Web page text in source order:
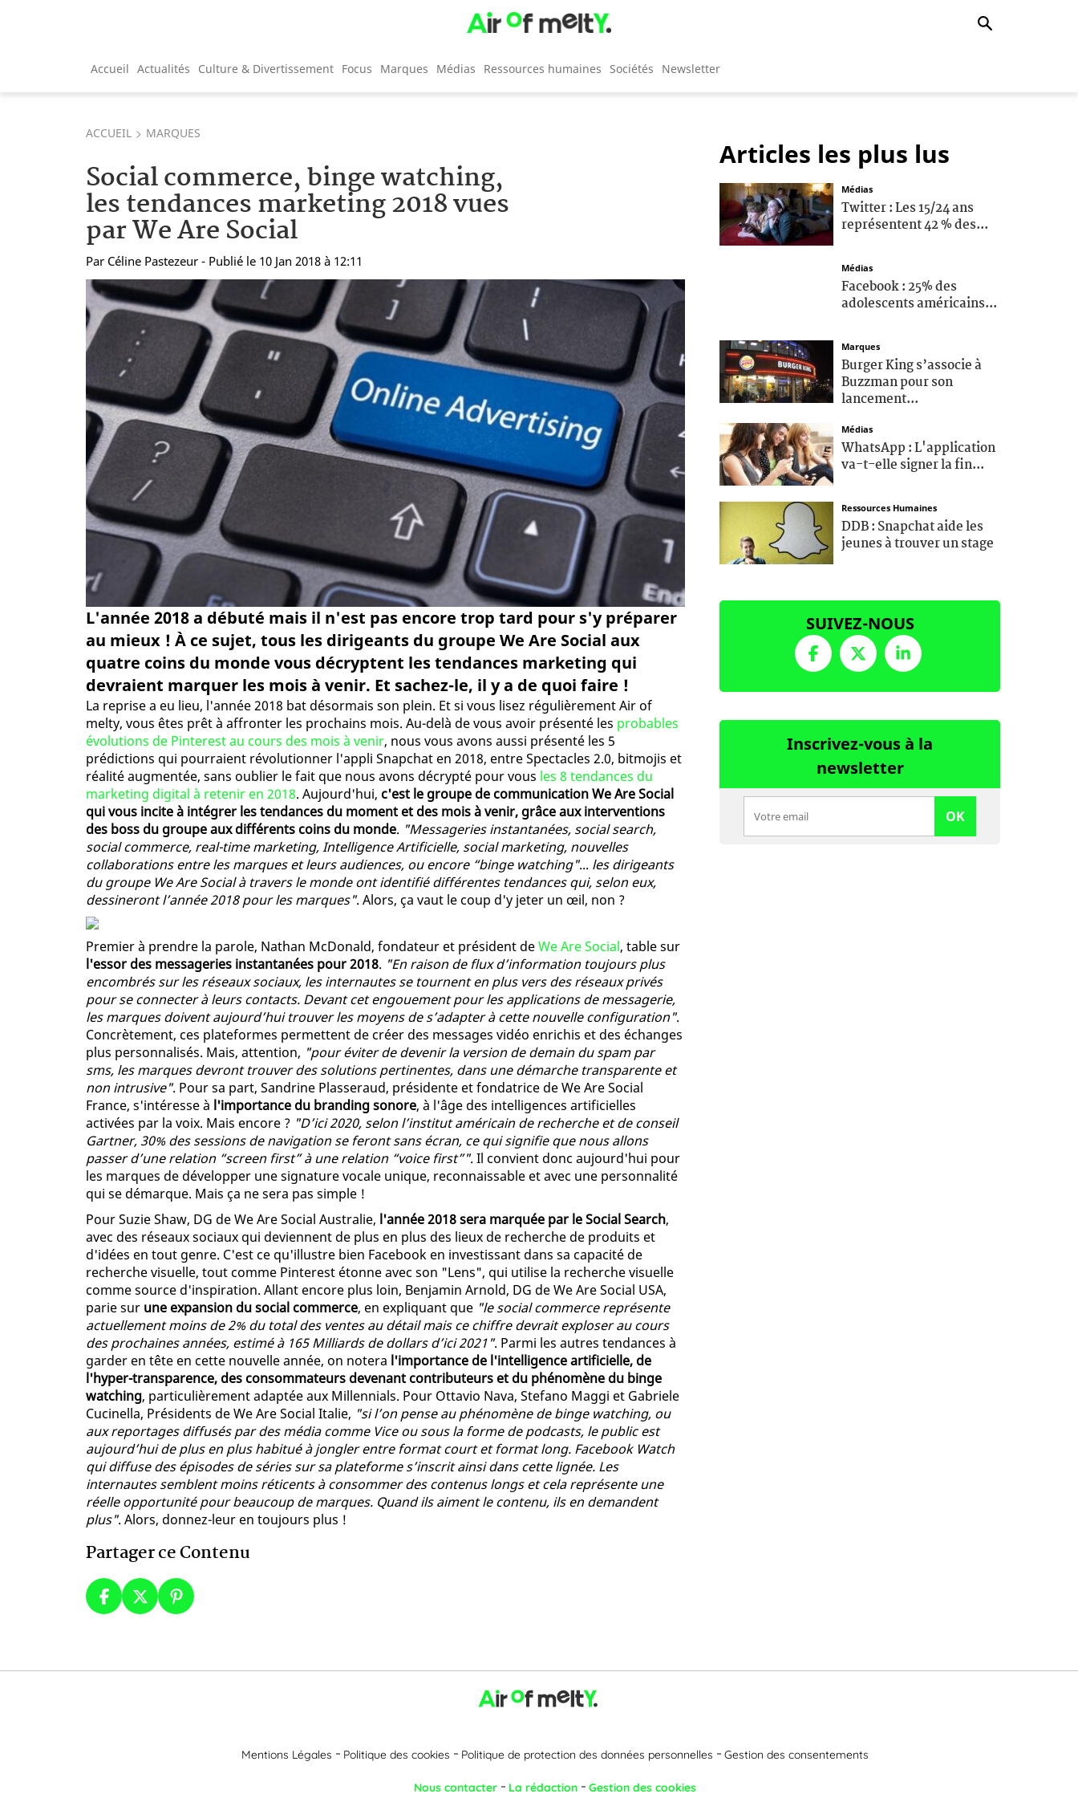
Accueil Actualités Culture & Divertissement Focus Marques Médias Ressources humaines Sociétés Newsletter
ACCUEIL MARQUES
Social commerce, binge watching,
les tendances marketing 2018 vues
par We Are Social
Par Céline Pastezeur - Publié le 10 Jan 2018 à 12:11
L'année 2018 a débuté mais il n'est pas encore trop tard pour s'y préparer
au mieux ! À ce sujet, tous les dirigeants du groupe We Are Social aux
quatre coins du monde vous décryptent les tendances marketing qui
devraient marquer les mois à venir. Et sachez-le, il y a de quoi faire !
La reprise a eu lieu, l'année 2018 bat désormais son plein. Et si vous lisez régulièrement Air of
melty, vous êtes prêt à affronter les prochains mois. Au-delà de vous avoir présenté les probables
évolutions de Pinterest au cours des mois à venir, nous vous avons aussi présenté les 5
prédictions qui pourraient révolutionner l'appli Snapchat en 2018, entre Spectacles 2.0, bitmojis et
réalité augmentée, sans oublier le fait que nous avons décrypté pour vous les 8 tendances du
marketing digital à retenir en 2018. Aujourd'hui, c'est le groupe de communication We Are Social
qui vous incite à intégrer les tendances du moment et des mois à venir, grâce aux interventions
des boss du groupe aux différents coins du monde. "Messageries instantanées, social search,
social commerce, real-time marketing, Intelligence Artificielle, social marketing, nouvelles
collaborations entre les marques et leurs audiences, ou encore “binge watching"... les dirigeants
du groupe We Are Social à travers le monde ont identifié différentes tendances qui, selon eux,
dessineront l’année 2018 pour les marques". Alors, ça vaut le coup d'y jeter un œil, non ?
Premier à prendre la parole, Nathan McDonald, fondateur et président deWe Are Social, table sur
l'essor des messageries instantanées pour 2018. "En raison de flux d’information toujours plus
encombrés sur les réseaux sociaux, les internautes se tournent en plus vers des réseaux privés
pour se connecter à leurs contacts. Devant cet engouement pour les applications de messagerie,
les marques doivent aujourd’hui trouver les moyens de s’adapter à cette nouvelle configuration".
Concrètement, ces plateformes permettent de créer des messages vidéo enrichis et des échanges
plus personnalisés. Mais, attention, "pour éviter de devenir la version de demain du spam par
sms, les marques devront trouver des solutions pertinentes, dans une démarche transparente et
non intrusive". Pour sa part, Sandrine Plasseraud, présidente et fondatrice de We Are Social
France, s'intéresse à l'importance du branding sonore, à l'âge des intelligences artificielles
activées par la voix. Mais encore ? "D’ici 2020, selon l’institut américain de recherche et de conseil
Gartner, 30% des sessions de navigation se feront sans écran, ce qui signifie que nous allons
passer d’une relation “screen first” à une relation “voice first”". Il convient donc aujourd'hui pour
les marques de développer une signature vocale unique, reconnaissable et avec une personnalité
qui se démarque. Mais ça ne sera pas simple !
Pour Suzie Shaw, DG de We Are Social Australie, l'année 2018 sera marquée par le Social Search,
avec des réseaux sociaux qui deviennent de plus en plus des lieux de recherche de produits et
d'idées en tout genre. C'est ce qu'illustre bien Facebook en investissant dans sa capacité de
recherche visuelle, tout comme Pinterest étonne avec son "Lens", qui utilise la recherche visuelle
comme source d'inspiration. Allant encore plus loin, Benjamin Arnold, DG de We Are Social USA,
parie sur une expansion du social commerce, en expliquant que "le social commerce représente
actuellement moins de 2% du total des ventes au détail mais ce chiffre devrait exploser au cours
des prochaines années, estimé à 165 Milliards de dollars d’ici 2021". Parmi les autres tendances à
garder en tête en cette nouvelle année, on notera l'importance de l'intelligence artificielle, de
l'hyper-transparence, des consommateurs devenant contributeurs et du phénomène du binge
watching, particulièrement adaptée aux Millennials. Pour Ottavio Nava, Stefano Maggi et Gabriele
Cucinella, Présidents de We Are Social Italie, "si l’on pense au phénomène de binge watching, ou
aux reportages diffusés par des média comme Vice ou sous la forme de podcasts, le public est
aujourd’hui de plus en plus habitué à jongler entre format court et format long. Facebook Watch
qui diffuse des épisodes de séries sur sa plateforme s’inscrit ainsi dans cette lignée. Les
internautes semblent moins réticents à consommer des contenus longs et cela représente une
réelle opportunité pour beaucoup de marques. Quand ils aiment le contenu, ils en demandent
plus". Alors, donnez-leur en toujours plus !
Partager ce Contenu
Articles les plus lus
Médias
Twitter : Les 15/24 ans
représentent 42 % des...
Médias
Facebook : 25% des
adolescents américains...
Marques
Burger King s’associe à
Buzzman pour son
lancement...
Médias
WhatsApp : L'application
va-t-elle signer la fin...
Ressources Humaines
DDB : Snapchat aide les
jeunes à trouver un stage
SUIVEZ-NOUS
Inscrivez-vous à la
newsletter
OK
Mentions Légales Politique des cookies Politique de protection des données personnelles Gestion des consentements
Nous contacter La rédaction Gestion des cookies